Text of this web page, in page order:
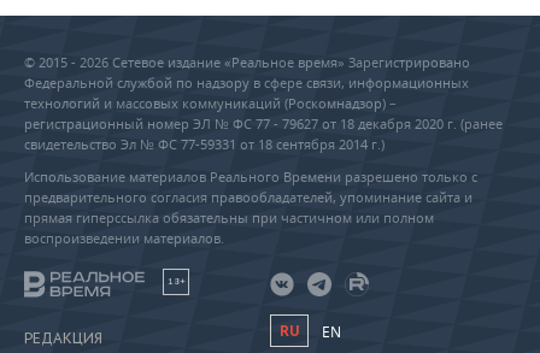
© 2015 - 2026 Сетевое издание «Реальное время» Зарегистрировано
Федеральной службой по надзору в сфере связи, информационных
технологий и массовых коммуникаций (Роскомнадзор) –
регистрационный номер ЭЛ № ФС 77 - 79627 от 18 декабря 2020 г. (ранее
свидетельство Эл № ФС 77-59331 от 18 сентября 2014 г.)
Использование материалов Реального Времени разрешено только с
предварительного согласия правообладателей, упоминание сайта и
прямая гиперссылка обязательны при частичном или полном
воспроизведении материалов.
18+
РЕДАКЦИЯ RU EN